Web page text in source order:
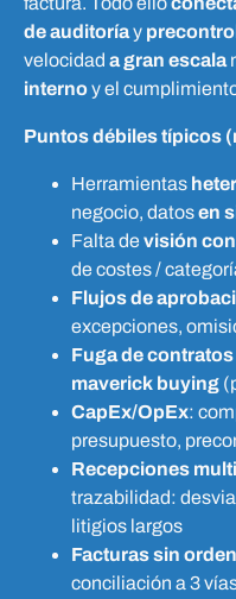
de auditoríay
velocidad a gran escala
internoy el
Puntos débiles típicos
Herramientas
negocio, datosen
Falta devisión
de costes /
Flujos de
excepciones,
Fuga de
maverick buying
CapEx/OpEx:
presupuesto,
Recepciones
trazabilidad:
litigios largos
Facturas sin
conciliación a 3